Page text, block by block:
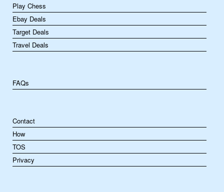
Play Chess
Ebay Deals
Target Deals
Travel Deals
FAQs
Contact
How
TOS
Privacy